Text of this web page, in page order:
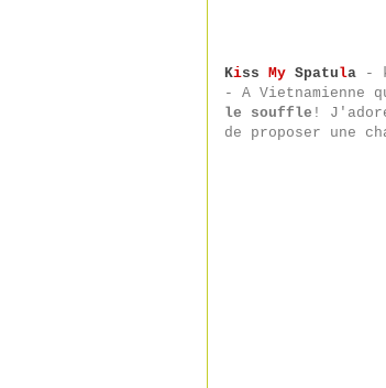
Kiss My Spatula -
- A
le souffle !
de proposer une